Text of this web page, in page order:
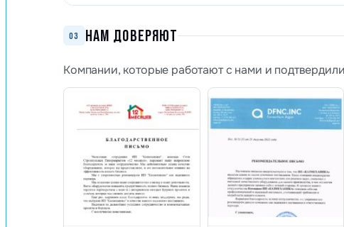
03 НАМ ДОВЕРЯЮТ
Компании, которые работают с нами и